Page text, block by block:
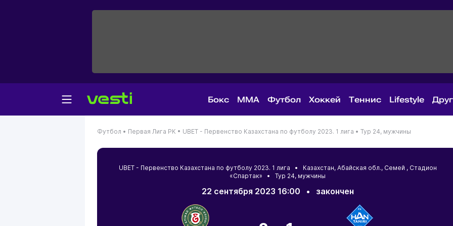
Бокс MMA Футбол Хоккей Теннис Lifestyle
Футбол • Первая Лига РК • UBET - Первенство Казахстана по футболу 2023. 1 лига • Тур 24, мужчины
UBET - Первенство Казахстана по футболу 2023. 1 лига • Казахстан, Абайская обл., Семей , Стадион
«Спартак» • Тур 24, мужчины
22 сентября 2023 16:00 • закончен